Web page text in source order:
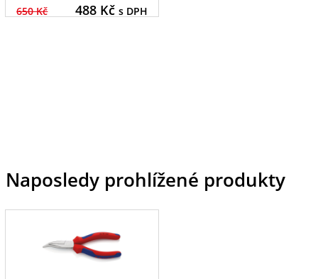
650 Kč 488Kč s DPH
Naposledy prohlížené produkty